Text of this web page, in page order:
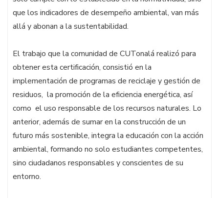
que los indicadores de desempeño ambiental, van más
allá y abonan a la sustentabilidad.
El trabajo que la comunidad de CUTonalá realizó para
obtener esta certificación, consistió en la
implementación de programas de reciclaje y gestión de
residuos, la promoción de la eficiencia energética, así
como el uso responsable de los recursos naturales. Lo
anterior, además de sumar en la construcción de un
futuro más sostenible, integra la educación con la acción
ambiental, formando no solo estudiantes competentes,
sino ciudadanos responsables y conscientes de su
entorno.